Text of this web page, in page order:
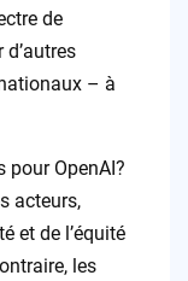
de
– à
pour OpenAI?
acteurs,
et de l’équité
les